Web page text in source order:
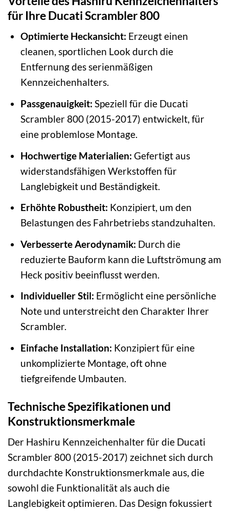
für Ihre Ducati Scrambler 800
Optimierte Heckansicht: Erzeugt einen
cleanen, sportlichen Look durch die
Entfernung des serienmäßigen
Kennzeichenhalters.
Passgenauigkeit: Speziell für die Ducati
Scrambler 800 (2015-2017) entwickelt, für
eine problemlose Montage.
Hochwertige Materialien: Gefertigt aus
widerstandsfähigen Werkstoffen für
Langlebigkeit und Beständigkeit.
Erhöhte Robustheit: Konzipiert, um den
Belastungen des Fahrbetriebs standzuhalten.
Verbesserte Aerodynamik: Durch die
reduzierte Bauform kann die Luftströmung am
Heck positiv beeinflusst werden.
Individueller Stil: Ermöglicht eine persönliche
Note und unterstreicht den Charakter Ihrer
Scrambler.
Einfache Installation: Konzipiert für eine
unkomplizierte Montage, oft ohne
tiefgreifende Umbauten.
Technische Spezifikationen und
Konstruktionsmerkmale
Der Hashiru Kennzeichenhalter für die Ducati
Scrambler 800 (2015-2017) zeichnet sich durch
durchdachte Konstruktionsmerkmale aus, die
sowohl die Funktionalität als auch die
Langlebigkeit optimieren. Das Design fokussiert